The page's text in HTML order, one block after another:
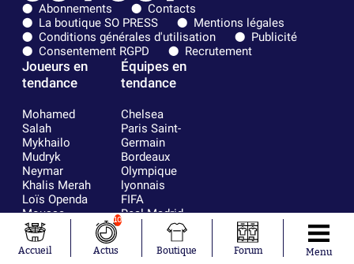
Abonnements
Contacts
La boutique SO PRESS
Mentions légales
Conditions générales d'utilisation
Publicité
Consentement RGPD
Recrutement
Joueurs en
tendance
Mohamed
Salah
Mykhailo
Mudryk
Neymar
Khalis Merah
Loïs Openda
Moussa
Niakhaté
Nicolás
Tagliafico
Équipes en
tendance
Chelsea
Paris Saint-
Germain
Bordeaux
Olympique
lyonnais
FIFA
Real Madrid
RC Strasbourg
France
Accueil
10
Actus Boutique Forum Menu